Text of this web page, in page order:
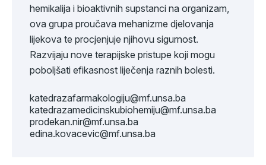
hemikalija i bioaktivnih supstanci na organizam,
ova grupa proučava mehanizme djelovanja
lijekova te procjenjuje njihovu sigurnost.
Razvijaju nove terapijske pristupe koji mogu
poboljšati efikasnost liječenja raznih bolesti.
katedrazafarmakologiju@mf.unsa.ba
katedrazamedicinskubiohemiju@mf.unsa.ba
prodekan.nir@mf.unsa.ba
edina.kovacevic@mf.unsa.ba